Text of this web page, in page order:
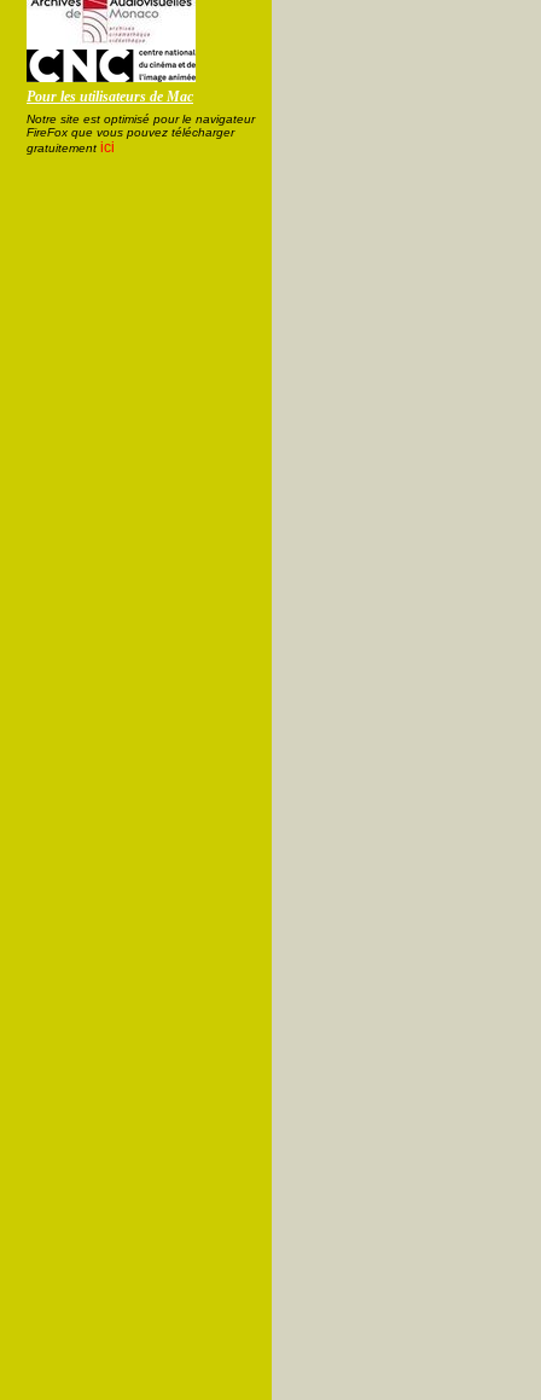
Pour les utilisateurs de Mac
Notre site est optimisé pour le navigateur
FireFox que vous pouvez télécharger
gratuitement ici